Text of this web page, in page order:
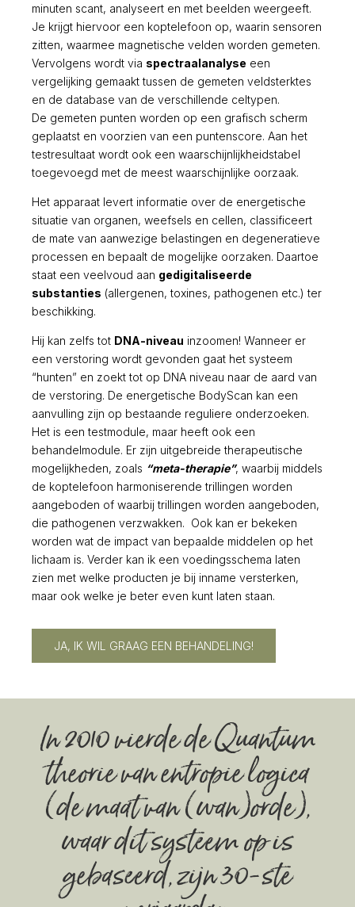
minuten scant, analyseert en met beelden weergeeft.
Je krijgt hiervoor een koptelefoon op, waarin sensoren
zitten, waarmee magnetische velden worden gemeten.
Vervolgens wordt via spectraalanalyse een
vergelijking gemaakt tussen de gemeten veldsterktes
en de database van de verschillende celtypen.
De gemeten punten worden op een grafisch scherm
geplaatst en voorzien van een puntenscore. Aan het
testresultaat wordt ook een waarschijnlijkheidstabel
toegevoegd met de meest waarschijnlijke oorzaak.
Het apparaat levert informatie over de energetische
situatie van organen, weefsels en cellen, classificeert
de mate van aanwezige belastingen en degeneratieve
processen en bepaalt de mogelijke oorzaken. Daartoe
staat een veelvoud aan gedigitaliseerde
substanties (allergenen, toxines, pathogenen etc.) ter
beschikking.
Hij kan zelfs tot DNA-niveau inzoomen! Wanneer er
een verstoring wordt gevonden gaat het systeem
“hunten” en zoekt tot op DNA niveau naar de aard van
de verstoring. De energetische BodyScan kan een
aanvulling zijn op bestaande reguliere onderzoeken.
Het is een testmodule, maar heeft ook een
behandelmodule. Er zijn uitgebreide therapeutische
mogelijkheden, zoals “meta-therapie”, waarbij middels
de koptelefoon harmoniserende trillingen worden
aangeboden of waarbij trillingen worden aangeboden,
die pathogenen verzwakken. Ook kan er bekeken
worden wat de impact van bepaalde middelen op het
lichaam is. Verder kan ik een voedingsschema laten
zien met welke producten je bij inname versterken,
maar ook welke je beter even kunt laten staan.
JA, IK WIL GRAAG EEN BEHANDELING!
In 2010 vierde de Quantum
theorie van entropie logica
(de maat van (wan)orde),
waar dit systeem op is
gebaseerd, zijn 30-ste